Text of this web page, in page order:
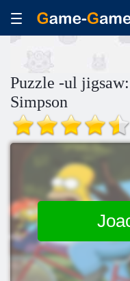
Puzzle -ul
Simpson